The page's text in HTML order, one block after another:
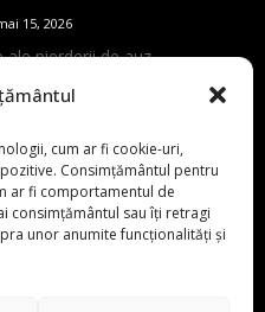
cum ar fi cookie-uri,
Consimțământul pentru
ar fi comportamentul de
consimțământul sau îți retragi
unor anumite funcționalități și
15, 2026
ale pierderii de auz
2026
care este diferența și
mai 15, 2026